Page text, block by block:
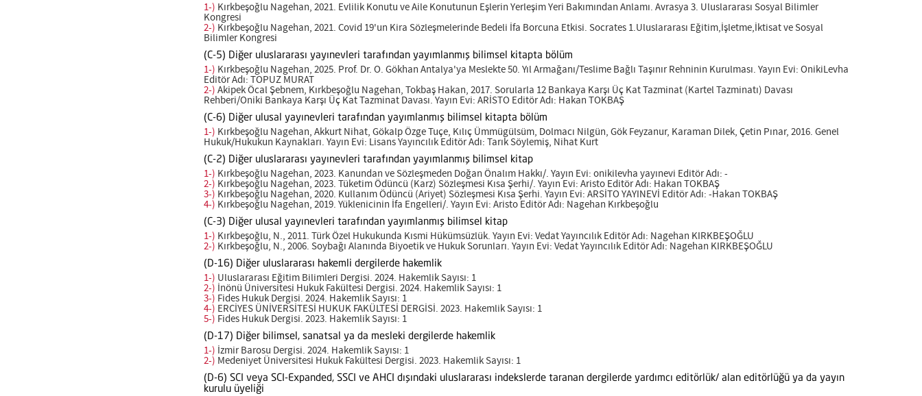
1-) Kırkbeşoğlu Nagehan, 2021. Evlilik Konutu ve Aile Konutunun Eşlerin Yerleşim Yeri Bakımından Anlamı. Avrasya 3. Uluslararası Sosyal Bilimler
Kongresi
2-) Kırkbeşoğlu Nagehan, 2021. Covid 19'un Kira Sözleşmelerinde Bedeli İfa Borcuna Etkisi. Socrates 1.Uluslararası Eğitim,İşletme,İktisat ve Sosyal
Bilimler Kongresi
(C-5) Diğer uluslararası yayınevleri tarafından yayımlanmış bilimsel kitapta bölüm
1-) Kırkbeşoğlu Nagehan, 2025. Prof. Dr. O. Gökhan Antalya'ya Meslekte 50. Yıl Armağanı/Teslime Bağlı Taşınır Rehninin Kurulması. Yayın Evi: OnikiLevha
Editör Adı: TOPUZ MURAT
2-) Akipek Öcal Şebnem, Kırkbeşoğlu Nagehan, Tokbaş Hakan, 2017. Sorularla 12 Bankaya Karşı Üç Kat Tazminat (Kartel Tazminatı) Davası
Rehberi/Oniki Bankaya Karşı Üç Kat Tazminat Davası. Yayın Evi: ARİSTO Editör Adı: Hakan TOKBAŞ
(C-6) Diğer ulusal yayınevleri tarafından yayımlanmış bilimsel kitapta bölüm
1-) Kırkbeşoğlu Nagehan, Akkurt Nihat, Gökalp Özge Tuçe, Kılıç Ümmügülsüm, Dolmacı Nilgün, Gök Feyzanur, Karaman Dilek, Çetin Pınar, 2016. Genel
Hukuk/Hukukun Kaynakları. Yayın Evi: Lisans Yayıncılık Editör Adı: Tarık Söylemiş, Nihat Kurt
(C-2) Diğer uluslararası yayınevleri tarafından yayımlanmış bilimsel kitap
1-) Kırkbeşoğlu Nagehan, 2023. Kanundan ve Sözleşmeden Doğan Önalım Hakkı/. Yayın Evi: onikilevha yayınevi Editör Adı: -
2-) Kırkbeşoğlu Nagehan, 2023. Tüketim Ödüncü (Karz) Sözleşmesi Kısa Şerhi/. Yayın Evi: Aristo Editör Adı: Hakan TOKBAŞ
3-) Kırkbeşoğlu Nagehan, 2020. Kullanım Ödüncü (Ariyet) Sözleşmesi Kısa Şerhi. Yayın Evi: ARSİTO YAYINEVİ Editör Adı: -Hakan TOKBAŞ
4-) Kırkbeşoğlu Nagehan, 2019. Yüklenicinin İfa Engelleri/. Yayın Evi: Aristo Editör Adı: Nagehan Kırkbeşoğlu
(C-3) Diğer ulusal yayınevleri tarafından yayımlanmış bilimsel kitap
1-) Kırkbeşoğlu, N., 2011. Türk Özel Hukukunda Kısmi Hükümsüzlük. Yayın Evi: Vedat Yayıncılık Editör Adı: Nagehan KIRKBEŞOĞLU
2-) Kırkbeşoğlu, N., 2006. Soybağı Alanında Biyoetik ve Hukuk Sorunları. Yayın Evi: Vedat Yayıncılık Editör Adı: Nagehan KIRKBEŞOĞLU
(D-16) Diğer uluslararası hakemli dergilerde hakemlik
1-) Uluslararası Eğitim Bilimleri Dergisi. 2024. Hakemlik Sayısı: 1
2-) İnönü Üniversitesi Hukuk Fakültesi Dergisi. 2024. Hakemlik Sayısı: 1
3-) Fides Hukuk Dergisi. 2024. Hakemlik Sayısı: 1
4-) ERCİYES ÜNİVERSİTESİ HUKUK FAKÜLTESİ DERGİSİ. 2023. Hakemlik Sayısı: 1
5-) Fides Hukuk Dergisi. 2023. Hakemlik Sayısı: 1
(D-17) Diğer bilimsel, sanatsal ya da mesleki dergilerde hakemlik
1-) İzmir Barosu Dergisi. 2024. Hakemlik Sayısı: 1
2-) Medeniyet Üniversitesi Hukuk Fakültesi Dergisi. 2023. Hakemlik Sayısı: 1
(D-6) SCI veya SCI-Expanded, SSCI ve AHCI dışındaki uluslararası indekslerde taranan dergilerde yardımcı editörlük/ alan editörlüğü ya da yayın
kurulu üyeliği